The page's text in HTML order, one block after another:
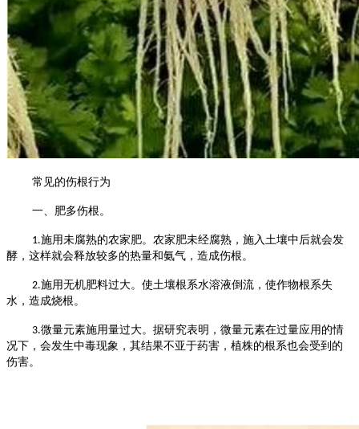
常见的伤根行为
一、肥多伤根。
1.施用未腐熟的农家肥。农家肥未经腐熟，施入土壤中后就会发
酵，这样就会释放较多的热量和氨气，造成伤根。
2.施用无机肥料过大。使土壤根系水溶液倒流，使作物根系失
水，造成烧根。
3.微量元素施用量过大。据研究表明，微量元素在过量应用的情
况下，会发生中毒现象，其结果不亚于药害，植株的根系也会受到的
伤害。